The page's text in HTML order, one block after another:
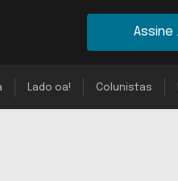
Assine
Lado oa! Colunistas